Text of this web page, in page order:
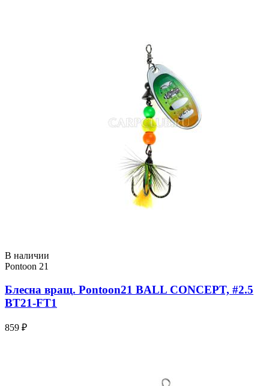
В наличии
Pontoon 21
Блесна вращ. Pontoon21 BALL CONCEPT, #2.5
BT21-FT1
859 ₽